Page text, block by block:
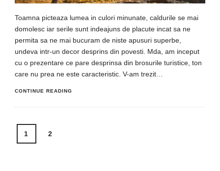
Toamna picteaza lumea in culori minunate, caldurile se mai
domolesc iar serile sunt indeajuns de placute incat sa ne
permita sa ne mai bucuram de niste apusuri superbe,
undeva intr-un decor desprins din povesti. Mda, am inceput
cu o prezentare ce pare desprinsa din brosurile turistice, ton
care nu prea ne este caracteristic. V-am trezit…
CONTINUE READING
Posts
navigation
1 2